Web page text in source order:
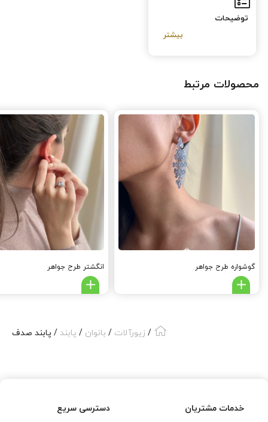
توضیحات
محصولات مرتبط
گوشواره طرح جواهر انگشتر طرح جواهر
/ زیورآلات / بانوان / پابند / پابند صدف
خدمات مشتریان دسترسی سریع